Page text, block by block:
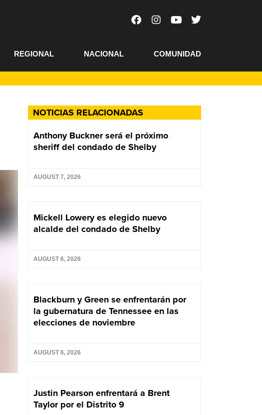
REGIONAL NACIONAL COMUNIDAD
NOTICIAS RELACIONADAS
Anthony Buckner será el próximo
sheriff del condado de Shelby
AUGUST 7, 2026
Mickell Lowery es elegido nuevo
alcalde del condado de Shelby
AUGUST 6, 2026
Blackburn y Green se enfrentarán por
la gubernatura de Tennessee en las
elecciones de noviembre
AUGUST 6, 2026
Justin Pearson enfrentará a Brent
Taylor por el Distrito 9